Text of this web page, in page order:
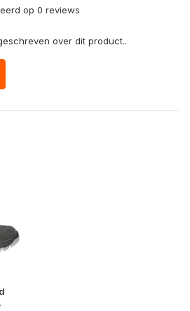
op 0 reviews
over dit product..